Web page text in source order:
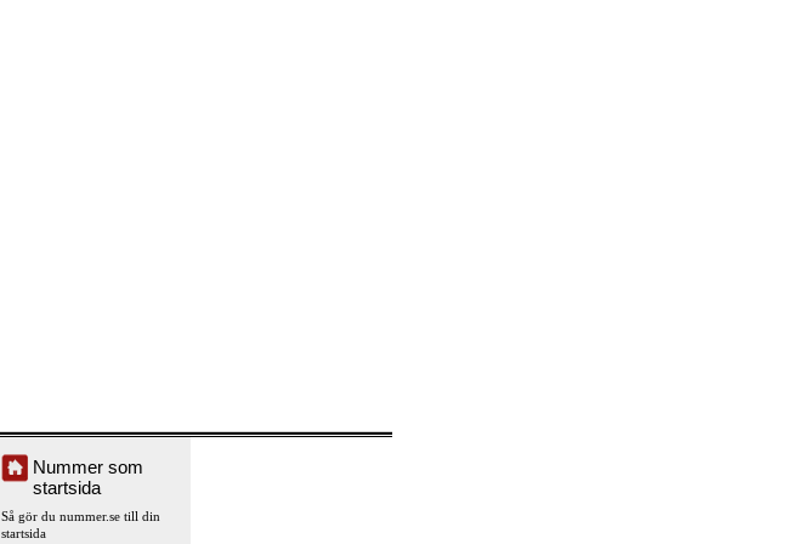
Nummer som
startsida
Så gör du nummer.se till din
startsida